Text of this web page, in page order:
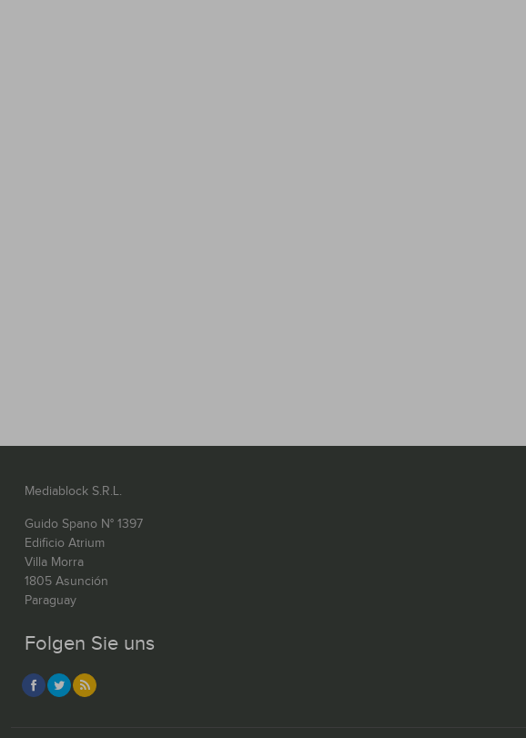
Mediablock S.R.L.
Guido Spano N° 1397
Edificio Atrium
Villa Morra
1805 Asunción
Paraguay
Folgen Sie uns